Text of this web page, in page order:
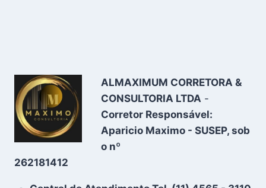
ALMAXIMUM CORRETORA &
CONSULTORIA LTDA -
Corretor Responsável:
Aparicio Maximo - SUSEP, sob
o nº
262181412